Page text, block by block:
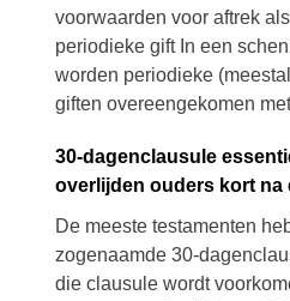
voorwaarden voor aftrek als
periodieke gift In een
worden periodieke
giften overeengekomen
30-dagenclausule
overlijden ouders kort na
De meeste testamenten
zogenaamde 30-
die clausule wordt